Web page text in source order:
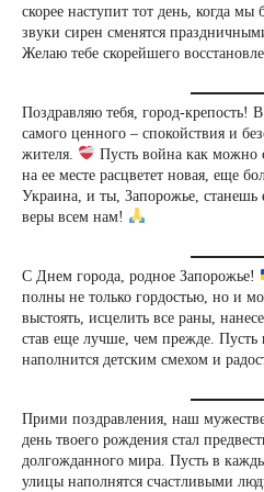
скорее наступит тот день, когда мы
звуки сирен сменятся
Желаю тебе скорейшего
Поздравляю тебя, город-крепость!
самого ценного – спокойствия и
жителя.
Пусть война как можно
на ее месте расцветет новая, еще
Украина, и ты, Запорожье,
веры всем нам!
С Днем города, родное Запорожье!
полны не только гордостью, но и
выстоять, исцелить все раны,
став еще лучше, чем прежде. Пусть
наполнится детским смехом и
Прими поздравления, наш
день твоего рождения стал
долгожданного мира. Пусть в
улицы наполнятся счастливыми